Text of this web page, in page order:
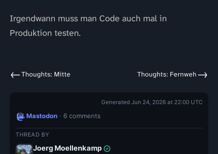
Irgendwann muss man Code auch mal in
Produktion testen.
←Thoughts: Mitte Thoughts: Fernweh →
Generated Jun 24, 2026 at 22:00 UTC
Mastodon · 6 comments
THREAD BY
Joerg Moellenkamp